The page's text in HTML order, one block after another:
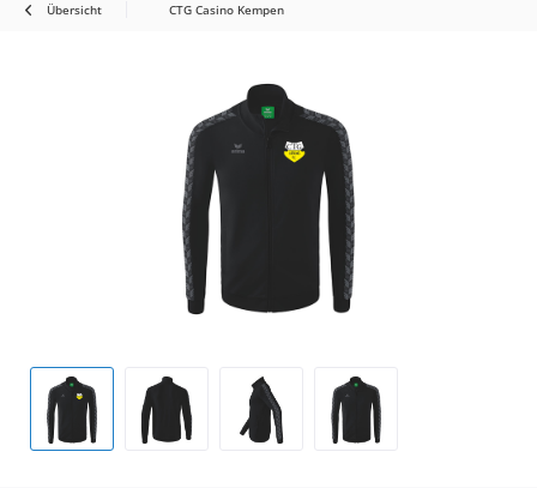
Übersicht CTG Casino Kempen